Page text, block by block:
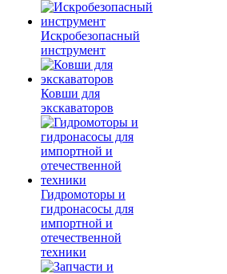
Искробезопасный
инструмент
Ковши для
экскаваторов
Гидромоторы и
гидронасосы для
импортной и
отечественной
техники